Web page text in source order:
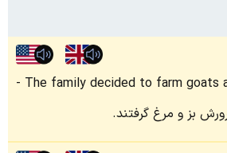
The family decided to farm goats
بز و مرغ گرفتند.